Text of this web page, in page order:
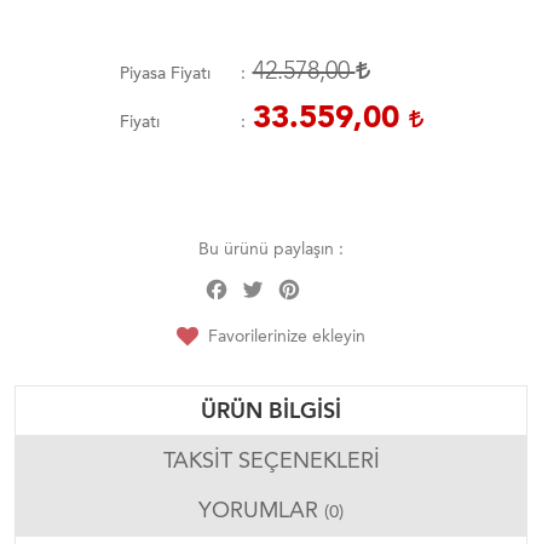
Piyasa Fiyatı 42.578,00
Fiyatı 33.559,00
Bu ürünü paylaşın :
Facebook
Twitter
Favorilerinize ekleyin
ÜRÜN BILGISI
TAKSIT SEÇENEKLERI
YORUMLAR (0)